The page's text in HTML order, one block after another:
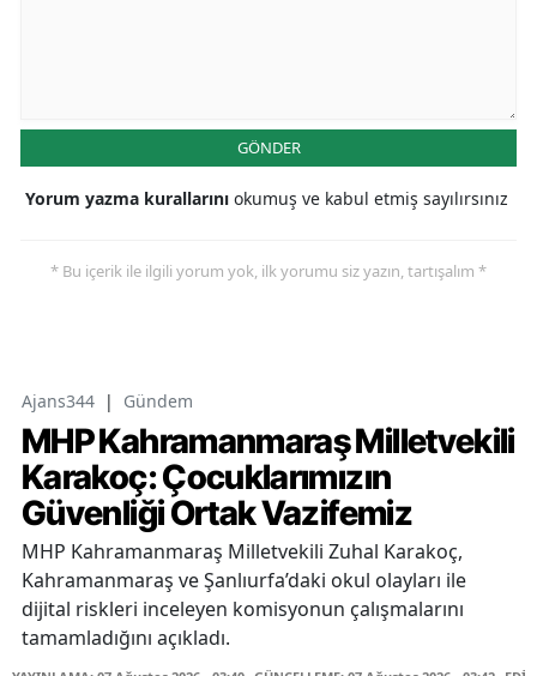
GÖNDER
Yorum yazma kurallarını okumuş ve kabul etmiş sayılırsınız
* Bu içerik ile ilgili yorum yok, ilk yorumu siz yazın, tartışalım *
Ajans344 | Gündem
MHP Kahramanmaraş Milletvekili
Karakoç: Çocuklarımızın
Güvenliği Ortak Vazifemiz
MHP Kahramanmaraş Milletvekili Zuhal Karakoç,
Kahramanmaraş ve Şanlıurfa’daki okul olayları ile
dijital riskleri inceleyen komisyonun çalışmalarını
tamamladığını açıkladı.